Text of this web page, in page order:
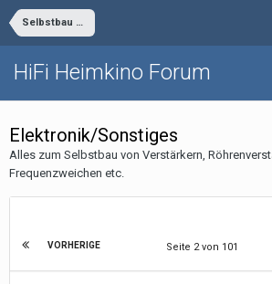
Selbstbau und DIY
HiFi Heimkino Forum
Elektronik/Sonstiges
Alles zum Selbstbau von Verstärkern,
Frequenzweichen etc.
VORHERIGE Seite 2 von 101